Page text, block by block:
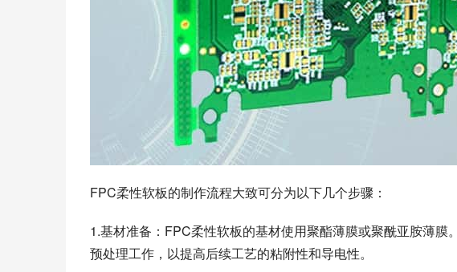
FPC柔性软板的制作流程大致可分为以下几个步骤：
1.基材准备：FPC柔性软板的基材使用聚酯薄膜或聚酰亚胺薄
预处理工作，以提高后续工艺的粘附性和导电性。